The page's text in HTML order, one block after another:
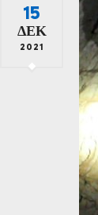
15
ΔΕΚ
2021